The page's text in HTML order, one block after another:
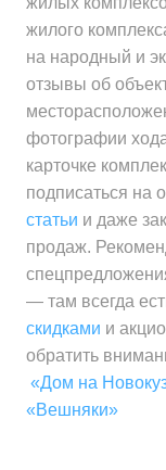
жилого
на народный и
отзывы об
фотографии
карточке
подписаться на
статьи и даже
продаж.
— там всегда
скидками и
обратить
«Дом на
«Вешняки»